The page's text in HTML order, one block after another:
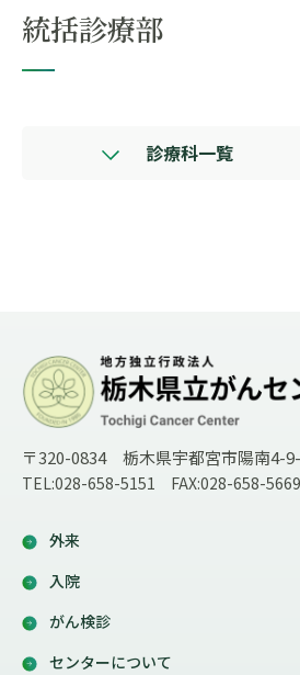
統括診療部
診療科一覧
〒320-0834 栃木県宇都宮市陽南4-
TEL:028-658-5151 FAX:028-658-5669
外来
入院
がん検診
センターについて